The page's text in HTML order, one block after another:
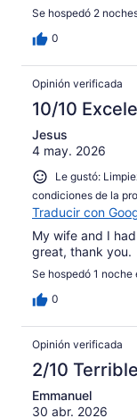
Se hospedó 2
0
Opinión verificada
10/10
Jesus
4 may. 2026
Le gustó:
condiciones de la
Traducir con
My wife and I
great, thank you.
Se hospedó 1
0
Opinión verificada
2/10 Terrible
Emmanuel
30 abr. 2026